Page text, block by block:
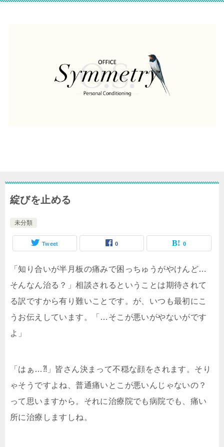
綻びを止める
未分類
Tweet 0 0
「知り合いが半月板の痛みで困っちゅうがやけんど…
そんなん治る？」相談されるということは期待されて
る訳ですから有り難いことです。が、いつも最初にこ
うお伝えしています。「…そこが悪いがやないがです
よ」
「はぁ…⁈」皆さん決まって不穏な顔をされます。そり
ゃそうですよね、普通痛いとこが悪いんじゃないの？
って思いますから。それに治療院でも病院でも、痛い
所に治療しますしね。